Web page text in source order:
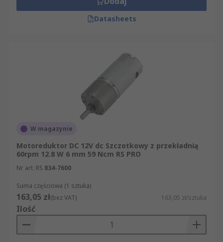
Datasheets
W magazynie
Motoreduktor DC 12V dc Szczotkowy z przekładnią
60rpm 12.8 W 6 mm 59 Ncm RS PRO
Nr art. RS 834-7600
Suma częściowa (1 sztuka)
163,05 zł(bez VAT) 163,05 zł/sztuka
Ilość